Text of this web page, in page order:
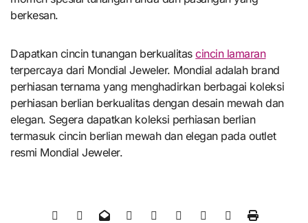
berkesan.
Dapatkan cincin tunangan berkualitascincin lamaran
terpercaya dari Mondial Jeweler. Mondial adalah brand
perhiasan ternama yang menghadirkan berbagai koleksi
perhiasan berlian berkualitas dengan desain mewah dan
elegan. Segera dapatkan koleksi perhiasan berlian
termasuk cincin berlian mewah dan elegan pada outlet
resmi Mondial Jeweler.